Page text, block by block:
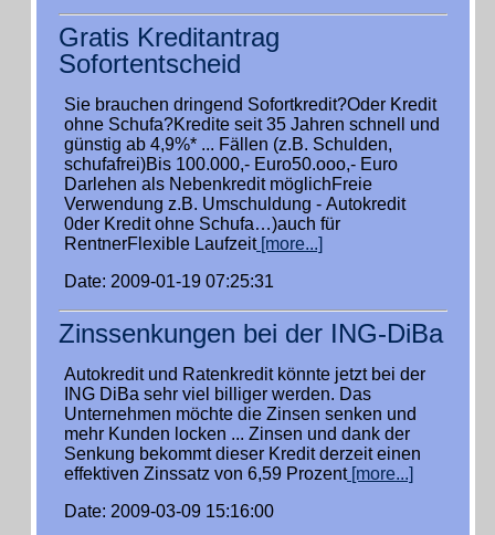
Gratis Kreditantrag
Sofortentscheid
Sie brauchen dringend Sofortkredit?Oder Kredit
ohne Schufa?Kredite seit 35 Jahren schnell und
günstig ab 4,9%* ... Fällen (z.B. Schulden,
schufafrei)Bis 100.000,- Euro50.ooo,- Euro
Darlehen als Nebenkredit möglichFreie
Verwendung z.B. Umschuldung - Autokredit
0der Kredit ohne Schufa…)auch für
RentnerFlexible Laufzeit[more...]
Date: 2009-01-19 07:25:31
Zinssenkungen bei der ING-DiBa
Autokredit und Ratenkredit könnte jetzt bei der
ING DiBa sehr viel billiger werden. Das
Unternehmen möchte die Zinsen senken und
mehr Kunden locken ... Zinsen und dank der
Senkung bekommt dieser Kredit derzeit einen
effektiven Zinssatz von 6,59 Prozent[more...]
Date: 2009-03-09 15:16:00